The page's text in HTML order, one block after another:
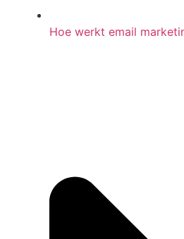
Hoe werkt email